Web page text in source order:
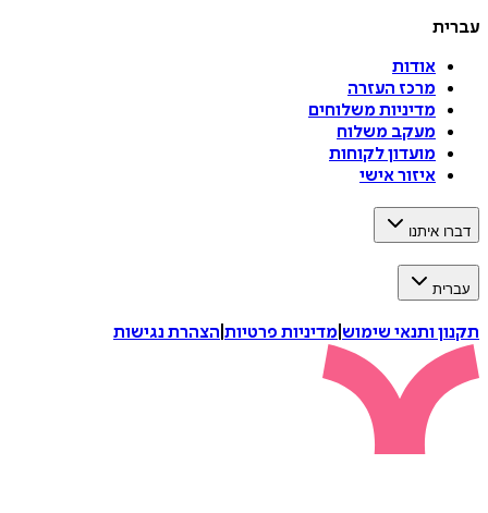
עברית
אודות
מרכז העזרה
מדיניות משלוחים
מעקב משלוח
מועדון לקוחות
איזור אישי
דברו איתנו
עברית
תקנון ותנאי שימוש מדיניות פרטיות הצהרת נגישות